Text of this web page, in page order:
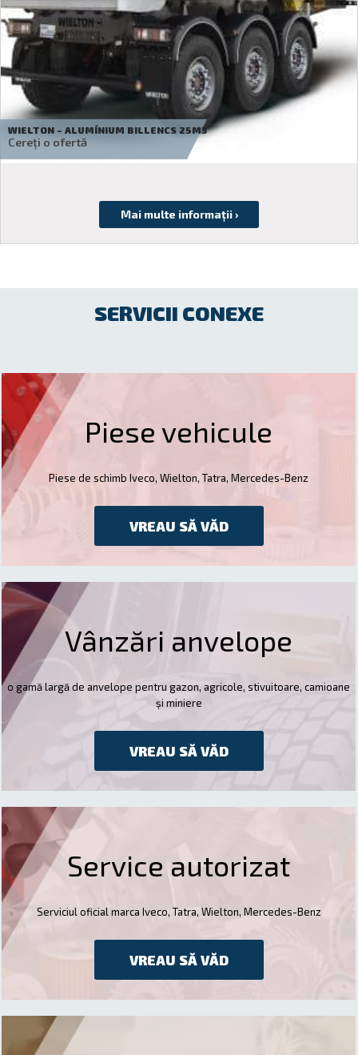
BODEX – KIS3B 55 M3
19 990€
SERVICII CONEXE
Piese vehicule
Piese de schimb Iveco, Wielton, Tatra, Mercedes-Benz
VREAU SĂ VĂD
Vânzări anvelope
o gamă largă de anvelope pentru gazon, agricole, stivuitoare, camioane
și miniere
VREAU SĂ VĂD
Service autorizat
Serviciul oficial marca Iveco, Tatra, Wielton, Mercedes-Benz
VREAU SĂ VĂD